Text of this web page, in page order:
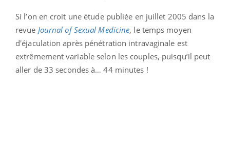
Si l’on en croit une étude publiée en juillet 2005 dans la
revue Journal of Sexual Medicine, le temps moyen
d'éjaculation après pénétration intravaginale est
extrêmement variable selon les couples, puisqu’il peut
aller de 33 secondes à… 44 minutes !